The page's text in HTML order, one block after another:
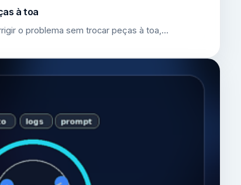
à toa
o problema sem trocar peças à toa,…